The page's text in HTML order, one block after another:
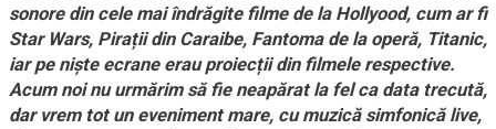
sonore din cele mai îndrăgite filme de la Hollyood, cum ar fi
Star Wars, Pirații din Caraibe, Fantoma de la operă, Titanic,
iar pe niște ecrane erau proiecții din filmele respective.
Acum noi nu urmărim să fie neapărat la fel ca data trecută,
dar vrem tot un eveniment mare, cu muzică simfonică live,